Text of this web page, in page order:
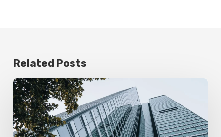
Related Posts
Nya
redovisningskrav
för
fastighetsbolag
från
2026